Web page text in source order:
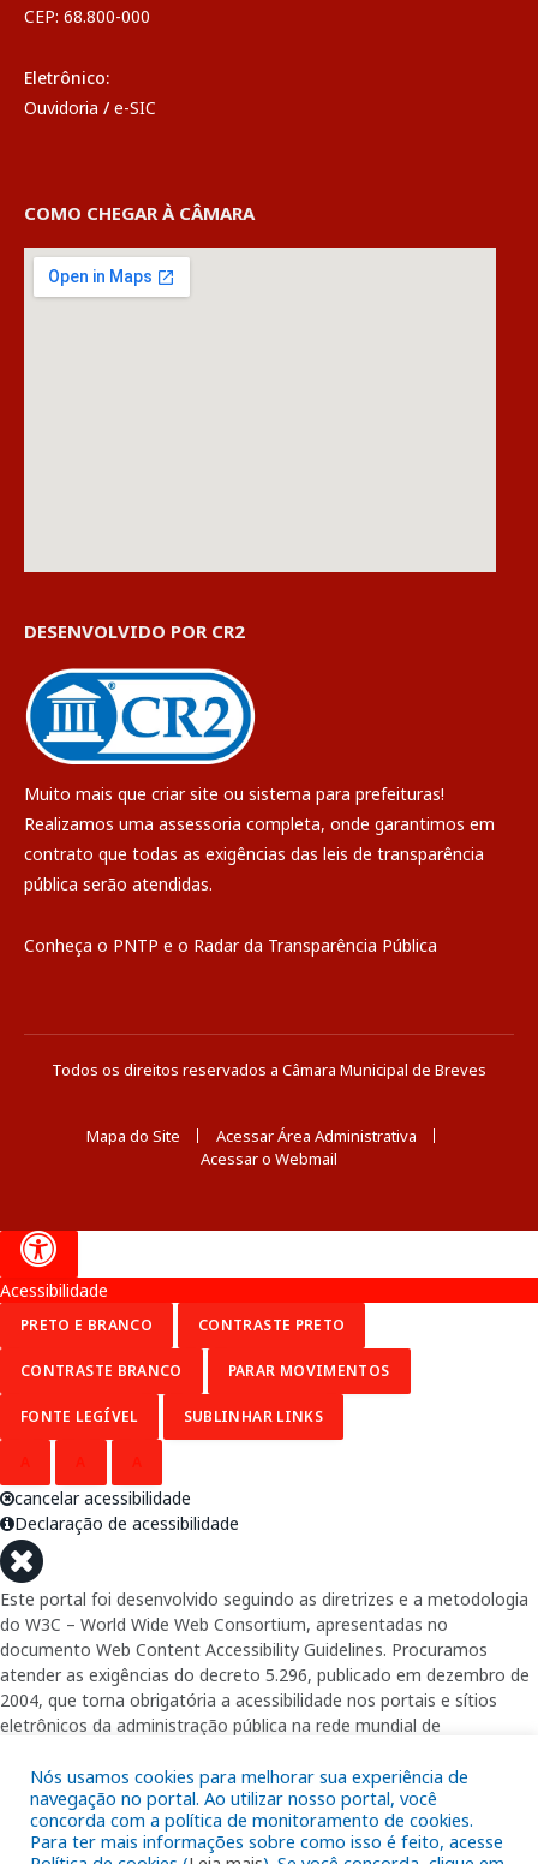
CEP: 68.800-000
Eletrônico:
Ouvidoria / e-SIC
COMO CHEGAR À CÂMARA
DESENVOLVIDO POR CR2
Muito mais que criar site ou sistema para prefeituras!
Realizamos uma assessoria completa, onde garantimos em
contrato que todas as exigências das leis de transparência
pública serão atendidas.
Conheça o PNTP e o Radar da Transparência Pública
Todos os direitos reservados a Câmara Municipal de Breves
Mapa do Site
Acessar Área Administrativa
Acessar o Webmail
Nós usamos cookies para melhorar sua experiência de
navegação no portal. Ao utilizar nosso portal, você
concorda com a política de monitoramento de cookies.
Para ter mais informações sobre como isso é feito, acesse
Acessibilidade
PRETO E BRANCO CONTRASTE PRETO
CONTRASTE BRANCO PARAR MOVIMENTOS
FONTE LEGÍVEL SUBLINHAR LINKS
cancelar acessibilidade
Declaração de acessibilidade
Este portal foi desenvolvido seguindo as diretrizes e a metodologia
do W3C – World Wide Web Consortium, apresentadas no
documento Web Content Accessibility Guidelines. Procuramos
atender as exigências do decreto 5.296, publicado em dezembro de
2004, que torna obrigatória a acessibilidade nos portais e sítios
eletrônicos da administração pública na rede mundial de
garantindo-lhes o pleno acesso aos conteúdos disponíveis.
Além de validações automáticas, foram realizados testes em
diversos navegadores e através do utilitário de acesso a Internet do